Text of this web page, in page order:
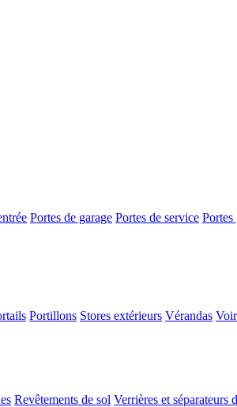
Portes de garage Portes de service
Portillons Stores extérieurs Vérandas
Revêtements de sol Verrières et séparateurs